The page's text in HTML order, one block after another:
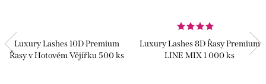
Luxury Lashes 10D Premium
Řasy v Hotovém Vějířku 500 ks
Luxury Lashes 8D Řasy Premium
LINE MIX 1 000 ks